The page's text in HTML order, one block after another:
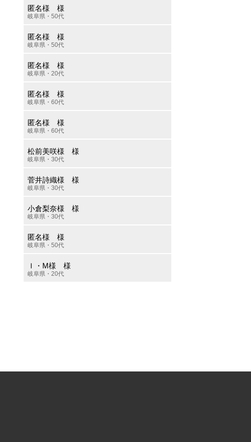
匿名様 様
岐阜県・50代
匿名様 様
岐阜県・50代
匿名様 様
岐阜県・20代
匿名様 様
岐阜県・60代
匿名様 様
岐阜県・60代
松前美咲様 様
岐阜県・30代
菅井詩織様 様
岐阜県・30代
小倉梨奈様 様
岐阜県・30代
匿名様 様
岐阜県・50代
Ｉ・M様 様
岐阜県・20代